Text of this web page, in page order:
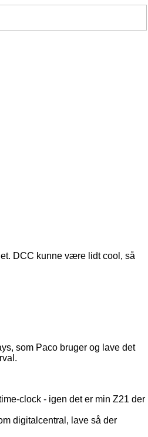
DCC kunne være lidt cool, så
som Paco bruger og lave det
clock - igen det er min Z21 der
digitalcentral, lave så der